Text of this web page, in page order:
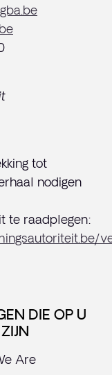
tot
nodigen
te raadplegen:
DIE OP U
Are